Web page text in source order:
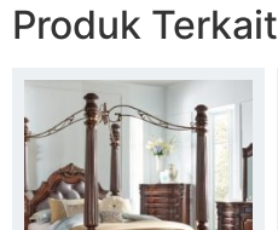
Produk Terkait